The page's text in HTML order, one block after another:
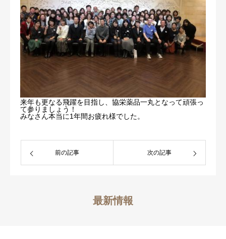
来年も更なる飛躍を目指し、協栄薬品一丸となって頑張っ
て参りましょう！
みなさん本当に1年間お疲れ様でした。
前の記事 次の記事
最新情報